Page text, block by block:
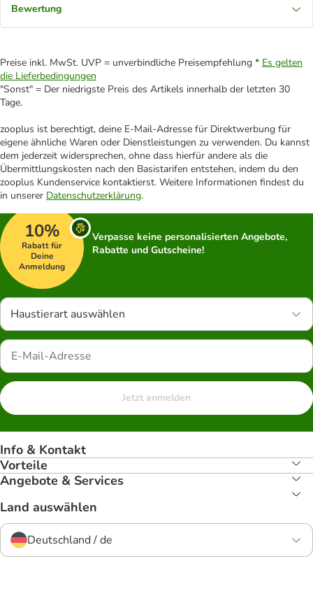
Bewertung
Preise inkl. MwSt. UVP = unverbindliche Preisempfehlung * Es gelten
die Lieferbedingungen
"Sonst" = Der niedrigste Preis des Artikels innerhalb der letzten 30
Tage.
zooplus ist berechtigt, deine E-Mail-Adresse für Direktwerbung für
eigene ähnliche Waren oder Dienstleistungen zu verwenden. Du kannst
dem jederzeit widersprechen, ohne dass hierfür andere als die
Übermittlungskosten nach den Basistarifen entstehen, indem du den
zooplus Kundenservice kontaktierst. Weitere Informationen findest du
in unserer Datenschutzerklärung.
10%
Rabatt für
Deine
Anmeldung
Verpasse keine personalisierten Angebote,
Rabatte und Gutscheine!
Haustierart auswählen
Jetzt anmelden
Info & Kontakt
Vorteile
Angebote & Services
Land auswählen
Deutschland / de